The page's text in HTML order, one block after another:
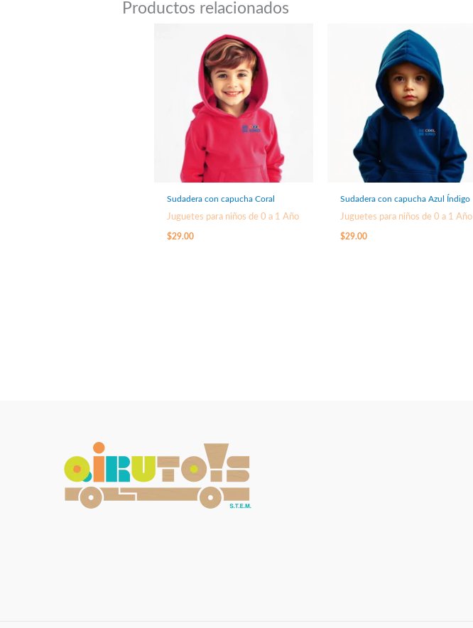
Productos relacionados
Sudadera con capucha Coral
Juguetes para niños de 0 a 1 Año
$29.00
Sudadera con capucha Azul Índigo
Juguetes para niños de 0 a 1 Año
$29.00